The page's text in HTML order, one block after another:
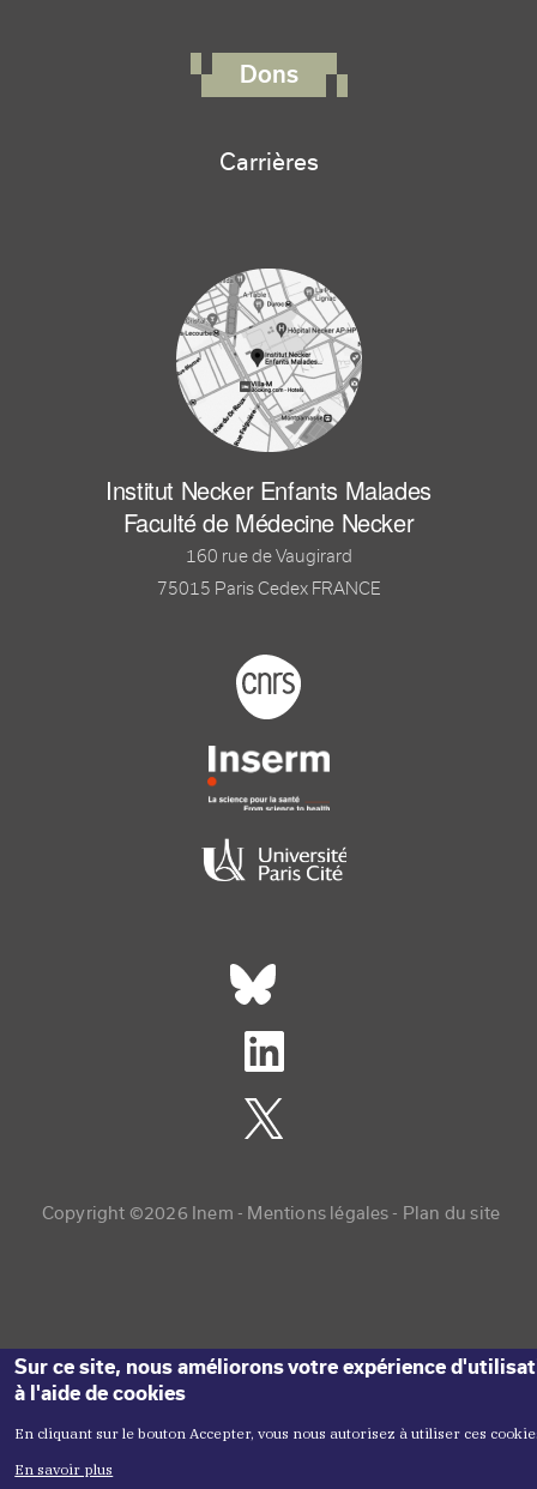
Dons
Carrières
Institut Necker Enfants Malades
Faculté de Médecine Necker
160 rue de Vaugirard
75015 Paris Cedex FRANCE
Footer logo tutelles
Réseaux sociaux footer
Copyright ©2026 Inem - Copyright menu
Mentions légales Plan du site
Sur ce site, nous améliorons votre expérience
à l'aide de cookies
En cliquant sur le bouton Accepter, vous nous autorisez à utiliser ces
En savoir plus